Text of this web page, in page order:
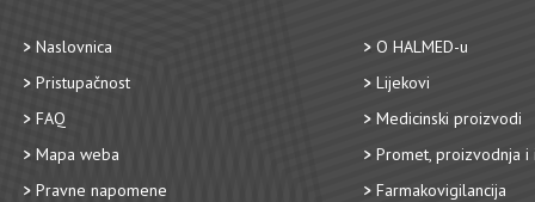
Naslovnica
Pristupačnost
FAQ
Mapa weba
Pravne napomene
O HALMED-u
Lijekovi
Medicinski proizvodi
Promet, proizvodnja i
Farmakovigilancija